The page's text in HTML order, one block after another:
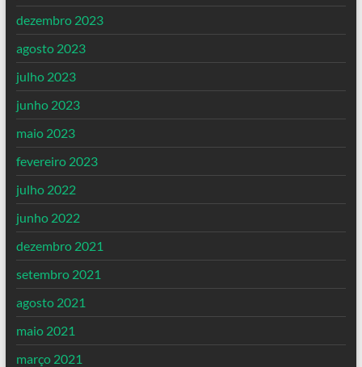
dezembro 2023
agosto 2023
julho 2023
junho 2023
maio 2023
fevereiro 2023
julho 2022
junho 2022
dezembro 2021
setembro 2021
agosto 2021
maio 2021
março 2021